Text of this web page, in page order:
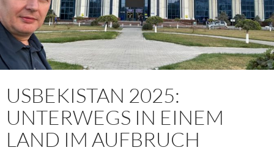
USBEKISTAN 2025:
UNTERWEGS IN EINEM
LAND IM AUFBRUCH